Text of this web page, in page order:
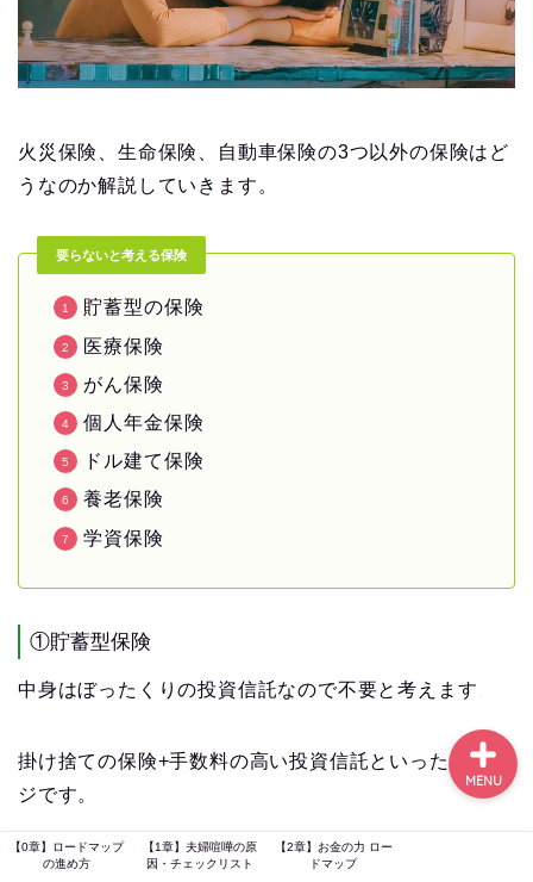
火災保険、生命保険、自動車保険の3つ以外の保険はど
うなのか解説していきます。
要らないと考える保険
貯蓄型の保険
医療保険
がん保険
個人年金保険
ドル建て保険
養老保険
学資保険
①貯蓄型保険
中身はぼったくりの投資信託なので不要と考えます。
掛け捨ての保険+手数料の高い投資信託といったイメー
ジです。
掛け捨ての保険に入り、手数料の低い投資信託をやる
【0章】ロードマップ
の進め方
【1章】夫婦喧嘩の原
因・チェックリスト
【2章】お金の力 ロー
ドマップ
MENU
【0章】ロードマップの進